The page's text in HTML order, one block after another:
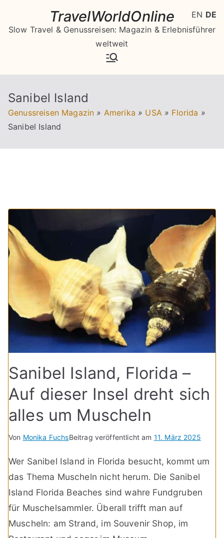
springen
TravelWorldOnline
Slow Travel & Genussreisen: Magazin & Erlebnisführer
weltweit
Sanibel Island
Genussreisen Magazin » Amerika » USA » Florida »
Sanibel Island
Sanibel Island, Florida –
Auf dieser Insel dreht sich
alles um Muscheln
Von Monika FuchsBeitrag veröffentlicht am 11. März 2025
Wer Sanibel Island in Florida besucht, kommt um
das Thema Muscheln nicht herum. Die Sanibel
Island Florida Beaches sind wahre Fundgruben
für Muschelsammler. Überall trifft man auf
Muscheln: am Strand, im Souvenir Shop, im
EN DE